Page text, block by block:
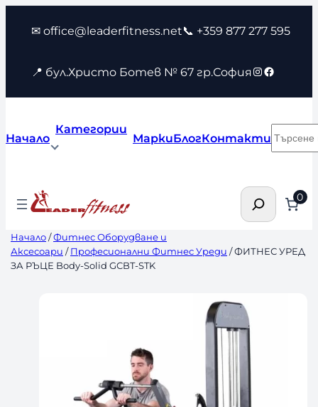
съдържанието
✉ office@leaderfitness.net📞 +359 877 277 595
📍 бул.Христо Ботев № 67 гр.София Instagram
Facebook
Начало
Категории
МаркиБлогКонтакти
Търсене 0
Начало/Фитнес Оборудване и
Аксесоари /Професионални Фитнес Уреди / ФИТНЕС УРЕД
ЗА РЪЦЕ Body-Solid GCBT-STK